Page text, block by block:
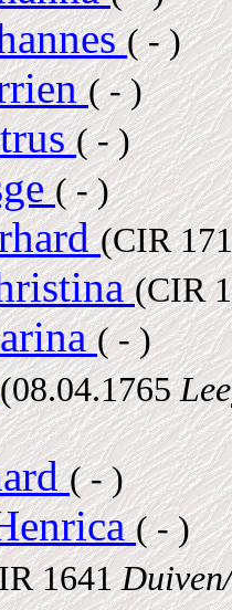
( - )
( - )
( - )
( - )
(CIR
(CIR
( - )
(08.04.1765
( - )
( - )
1641